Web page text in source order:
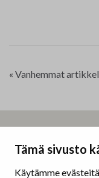
Tämä sivusto
Käytämme
P
« Vanhemmat
Erottajankatu 9 B
00130 Helsinki